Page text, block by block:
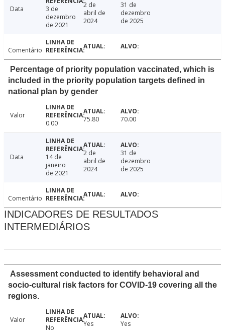
Data
3 de
dezembro
de 2021
2 de
abril de
2024
31 de
dezembro
de 2025
Comentário
Percentage of priority population vaccinated, which is
included in the priority population targets defined in
national plan by gender
Valor
0.00
75.80 70.00
Data
14 de
janeiro
de 2021
2 de
abril de
2024
31 de
dezembro
de 2025
Comentário
INDICADORES DE RESULTADOS
INTERMEDIÁRIOS
Assessment conducted to identify behavioral and
socio-cultural risk factors for COVID-19 covering all the
regions.
Valor
No
Yes Yes